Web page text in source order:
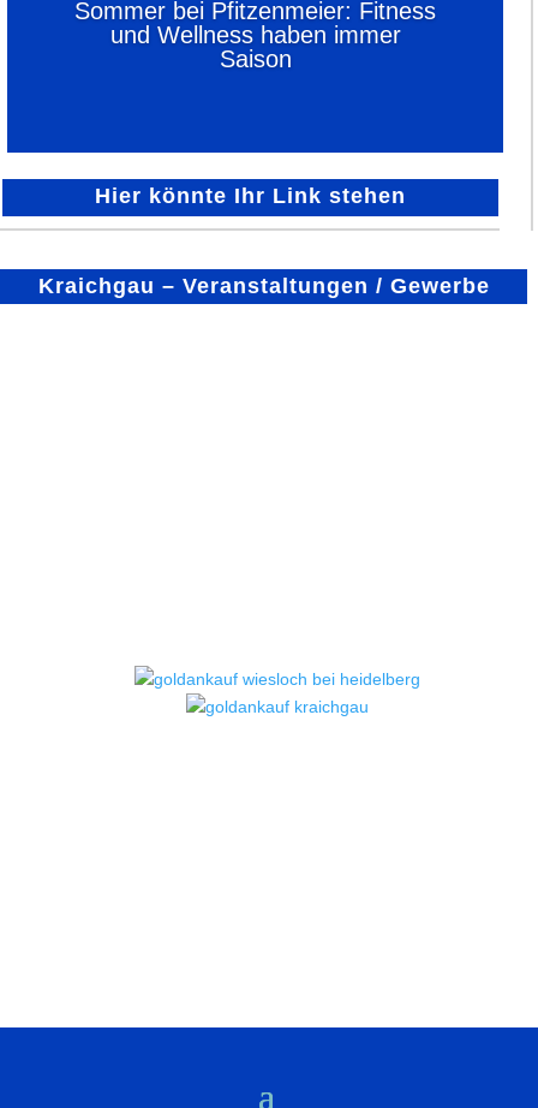
Sommer bei Pfitzenmeier: Fitness
und Wellness haben immer
Saison
Hier könnte Ihr Link stehen
Kraichgau – Veranstaltungen / Gewerbe